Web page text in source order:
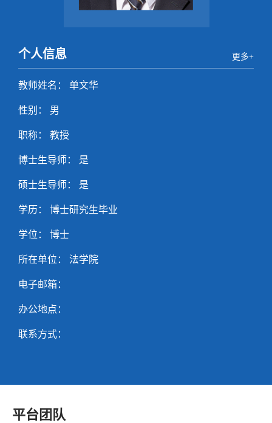
个人信息 更多+
教师姓名： 单文华
性别： 男
职称： 教授
博士生导师： 是
硕士生导师： 是
学历： 博士研究生毕业
学位： 博士
所在单位： 法学院
电子邮箱：
办公地点：
联系方式：
平台团队